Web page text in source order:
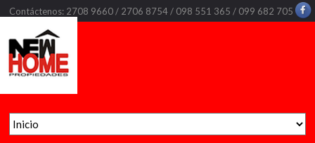
Contáctenos: 2708 9660 / 2706 8754 / 098 551 365 / 099 682 705